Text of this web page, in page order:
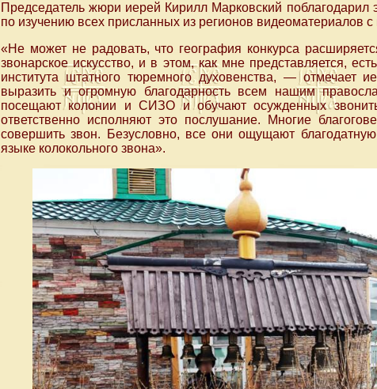
Председатель жюри иерей Кирилл Марковский поблагодарил
по изучению всех присланных из регионов видеоматериалов
«Не может не радовать, что география конкурса
звонарское искусство, и в этом, как мне представляется,
института штатного тюремного духовенства, — отмечает
выразить и огромную благодарность всем нашим
посещают колонии и СИЗО и обучают осужденных
ответственно исполняют это послушание. Многие
совершить звон. Безусловно, все они ощущают
языке колокольного звона».